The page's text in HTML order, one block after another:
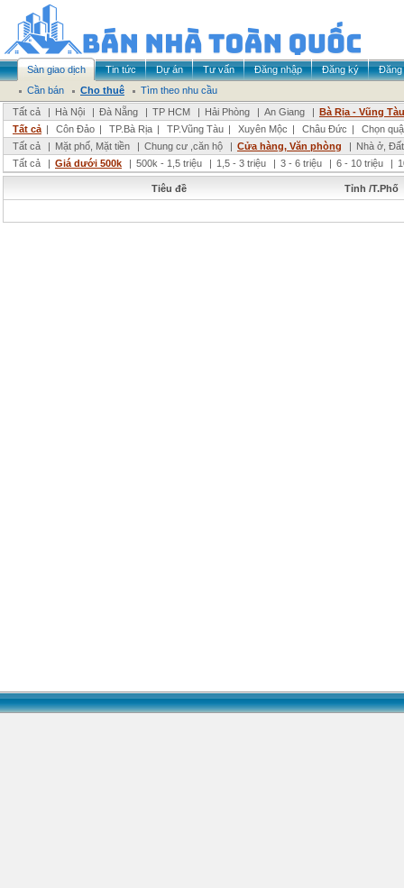
Sàn giao dịch Tin tức Dự án Tư vấn Đăng nhập Đăng ký
Đăng
Cần bán
Cho thuê
Tìm theo nhu cầu
Tất cả
| Hà Nội | Đà Nẵng | TP HCM | Hải Phòng | An Giang | Bà Rịa - Vũng Tàu
Tất cả | Côn Đảo | TP.Bà Rịa | TP.Vũng Tàu | Xuyên Mộc | Châu Đức |
Chọn
Tất cả
| Mặt phố, Mặt tiền | Chung cư ,căn hộ | Cửa hàng, Văn phòng | Nhà ở,
Tất cả
| Giá dưới 500k | 500k - 1,5 triệu | 1,5 - 3 triệu | 3 - 6 triệu | 6 - 10 triệu |
Tiêu đề Tỉnh /T.Phố